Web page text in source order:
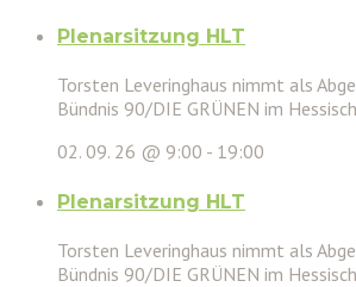
Plenarsitzung HLT
Torsten Leveringhaus nimmt als
Bündnis 90/DIE GRÜNEN im
02. 09. 26 @ 9:00 - 19:00
Plenarsitzung HLT
Torsten Leveringhaus nimmt als
Bündnis 90/DIE GRÜNEN im